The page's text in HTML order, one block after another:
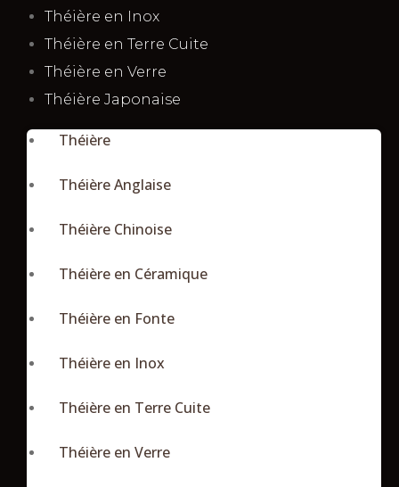
Théière en Inox
Théière en Terre Cuite
Théière en Verre
Théière Japonaise
Théière
Théière Anglaise
Théière Chinoise
Théière en Céramique
Théière en Fonte
Théière en Inox
Théière en Terre Cuite
Théière en Verre